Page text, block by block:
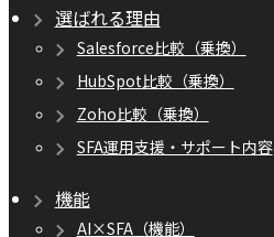
選ばれる理由
Salesforce比較（乗換）
HubSpot比較（乗換）
Zoho比較（乗換）
SFA運用支援・サポート内容
機能
AI×SFA（機能）